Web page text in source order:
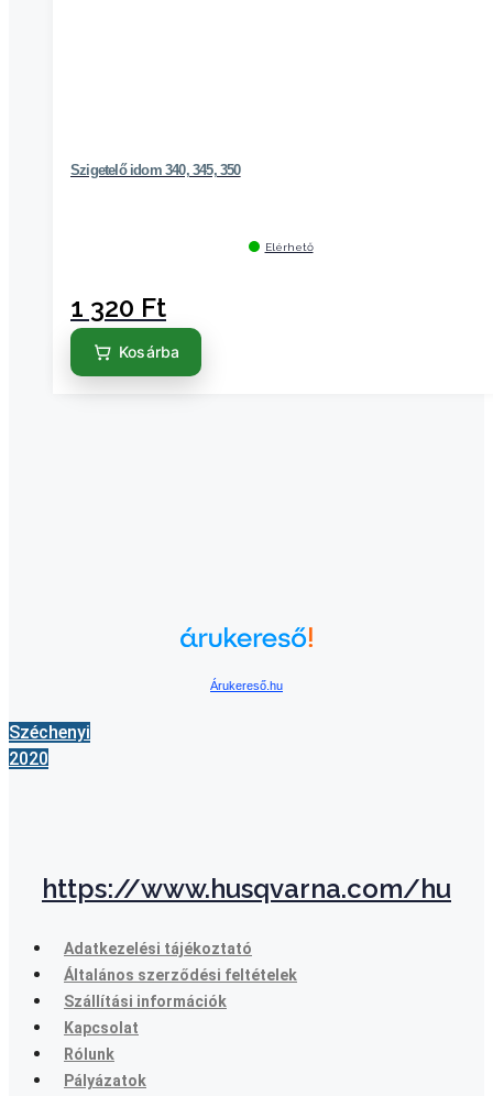
Szigetelő idom 340, 345, 350
Elérhető
1 320 Ft
Kosárba
Árukereső.hu
Széchenyi
2020
https://www.husqvarna.com/hu
Adatkezelési tájékoztató
Általános szerződési feltételek
Szállítási információk
Kapcsolat
Rólunk
Pályázatok